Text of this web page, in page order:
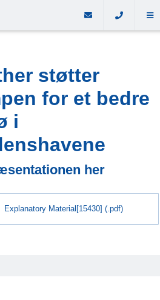
støtter
for et bedre
i
her
Explanatory Material[15430] (.pdf)